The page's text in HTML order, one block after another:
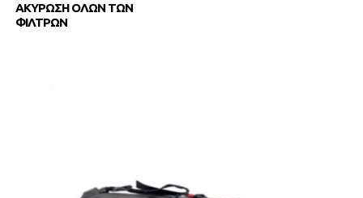
ΑΚΥΡΩΣΗ ΟΛΩΝ ΤΩΝ
ΦΙΛΤΡΩΝ